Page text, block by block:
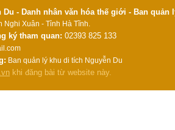
Du - Danh nhân văn hóa thế giới - Ban
Nghi Xuân - Tỉnh Hà Tĩnh.
ký tham quan: 02393 825 133
Ban quản lý khu di tích Nguyễn Du
khi đăng bài từ website này.